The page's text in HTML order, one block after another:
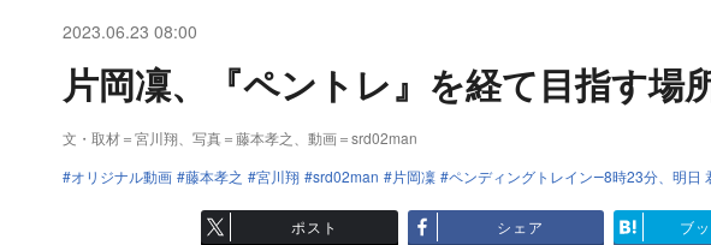
2023.06.23 08:00
片岡凜、『ペントレ』を経て目指す
文・取材＝宮川翔、写真＝藤本孝之、動画＝srd02man
オリジナル動画
藤本孝之 宮川翔 srd02man 片岡凜 ペンディングトレイン―8時23分、明日
ポスト シェア ブ